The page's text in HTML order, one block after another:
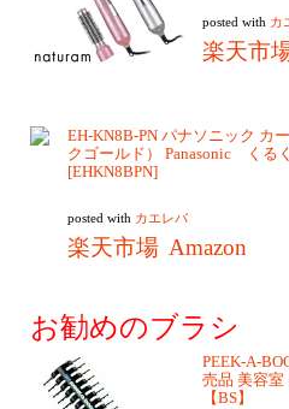
posted with カ
楽天市
EH-KN8B-PN パナソニック カ
クゴールド） Panasonic く
[EHKN8BPN]
posted with カエレバ
楽天市場 Amazon
お勧めのブラシ
PEEK-A-
売品 美容室
【BS】